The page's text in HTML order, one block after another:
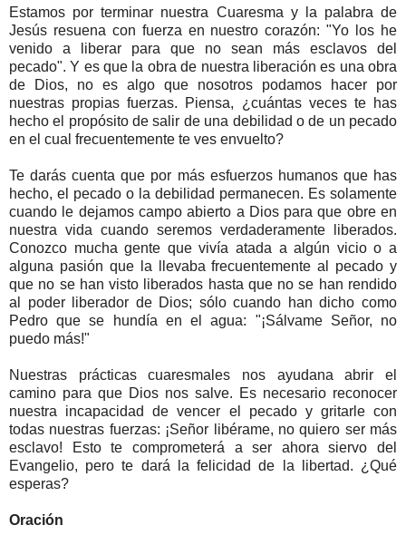
Estamos por terminar nuestra Cuaresma y la palabra de
Jesús resuena con fuerza en nuestro corazón: "Yo los he
venido a liberar para que no sean más esclavos del
pecado". Y es que la obra de nuestra liberación es una obra
de Dios, no es algo que nosotros podamos hacer por
nuestras propias fuerzas. Piensa, ¿cuántas veces te has
hecho el propósito de salir de una debilidad o de un pecado
en el cual frecuentemente te ves envuelto?
Te darás cuenta que por más esfuerzos humanos que has
hecho, el pecado o la debilidad permanecen. Es solamente
cuando le dejamos campo abierto a Dios para que obre en
nuestra vida cuando seremos verdaderamente liberados.
Conozco mucha gente que vivía atada a algún vicio o a
alguna pasión que la llevaba frecuentemente al pecado y
que no se han visto liberados hasta que no se han rendido
al poder liberador de Dios; sólo cuando han dicho como
Pedro que se hundía en el agua: "¡Sálvame Señor, no
puedo más!"
Nuestras prácticas cuaresmales nos ayudana abrir el
camino para que Dios nos salve. Es necesario reconocer
nuestra incapacidad de vencer el pecado y gritarle con
todas nuestras fuerzas: ¡Señor libérame, no quiero ser más
esclavo! Esto te comprometerá a ser ahora siervo del
Evangelio, pero te dará la felicidad de la libertad. ¿Qué
esperas?
Oración